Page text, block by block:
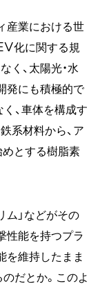
産業における世
化に関する規
く、太陽光・水
発にも積極的で
、車体を構成す
系材料から、ア
めとする樹脂素
ム」などがその
性能を持つプラ
を維持したまま
だとか。このよ